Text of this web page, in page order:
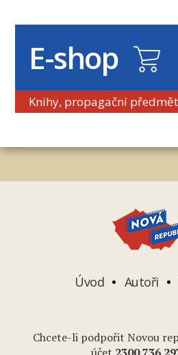
E-shop
Knihy, propagační
Úvod Autoři
Chcete-li podpořit Novou